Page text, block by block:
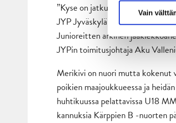
Vain
”Kyse on jatkumosta; JYP
JYP Jyväskylä Oy:lle.
Junioreitten arkinen
JYPin toimitusjohtaja Aku
Merikivi on nuori mutta kokenut
poikien maajoukkueessa ja
huhtikuussa pelattavissa U18
kannuksia Kärppien B -nuorten